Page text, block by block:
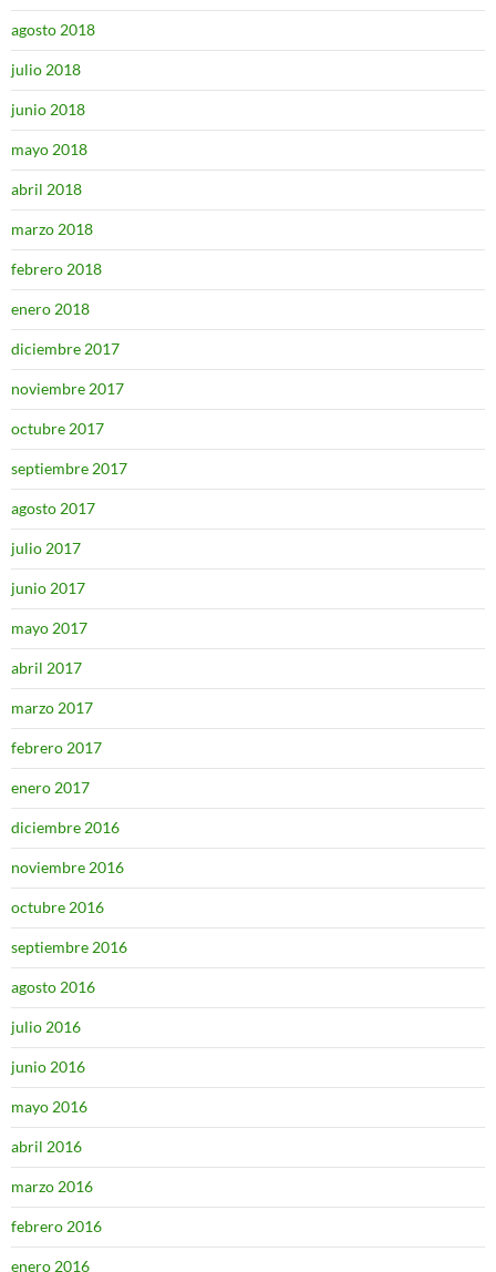
agosto 2018
julio 2018
junio 2018
mayo 2018
abril 2018
marzo 2018
febrero 2018
enero 2018
diciembre 2017
noviembre 2017
octubre 2017
septiembre 2017
agosto 2017
julio 2017
junio 2017
mayo 2017
abril 2017
marzo 2017
febrero 2017
enero 2017
diciembre 2016
noviembre 2016
octubre 2016
septiembre 2016
agosto 2016
julio 2016
junio 2016
mayo 2016
abril 2016
marzo 2016
febrero 2016
enero 2016